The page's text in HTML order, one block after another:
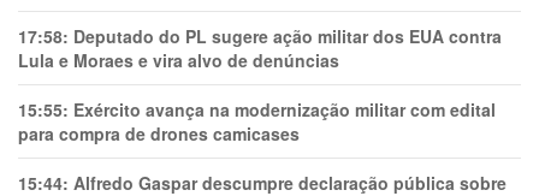
17:58: Deputado do PL sugere ação militar dos EUA contra
Lula e Moraes e vira alvo de denúncias
15:55: Exército avança na modernização militar com edital
para compra de drones camicases
15:44: Alfredo Gaspar descumpre declaração pública sobre